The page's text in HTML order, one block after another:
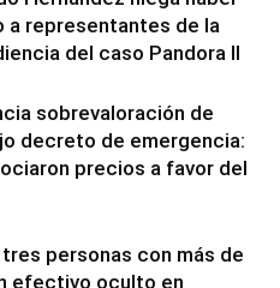
a representantes de la
del caso Pandora II
sobrevaloración de
decreto de emergencia:
precios a favor del
tres personas con más de
efectivo oculto en